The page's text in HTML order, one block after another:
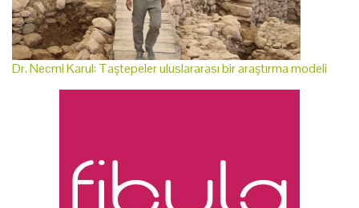
Dr. Necmi Karul: Taştepeler uluslararası bir araştırma modeli